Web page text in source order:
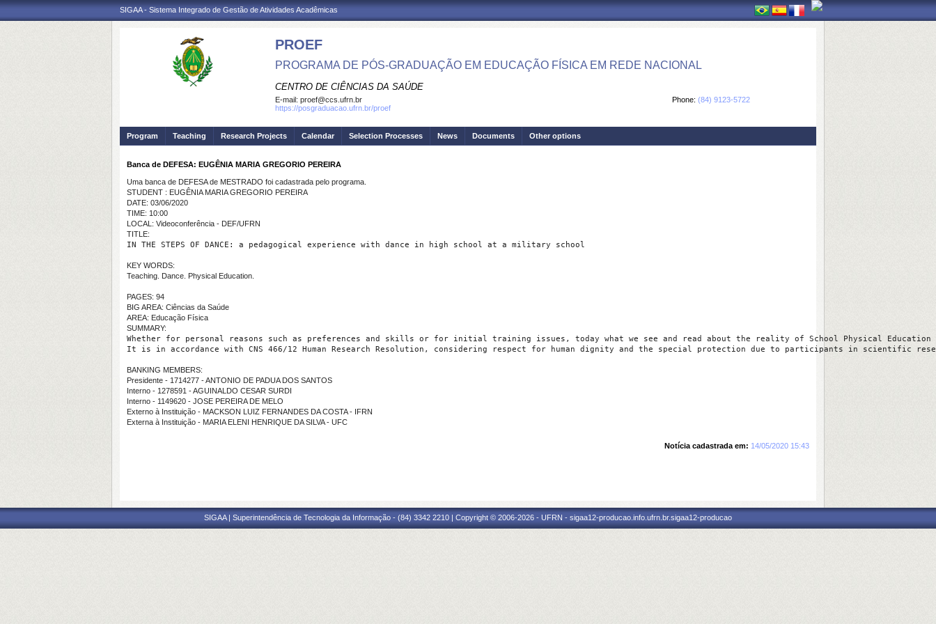
SIGAA - Sistema Integrado de Gestão de Atividades Acadêmicas
PROEF
PROGRAMA DE PÓS-GRADUAÇÃO EM EDUCAÇÃO FÍSICA EM REDE NACIONAL
CENTRO DE CIÊNCIAS DA SAÚDE
Phone: (84) 9123-5722
E-mail: proef@ccs.ufrn.br
https://posgraduacao.ufrn.br/proef
Program Teaching Research Projects Calendar Selection Processes News Documents Other options
Banca de DEFESA: EUGÊNIA MARIA GREGORIO PEREIRA
Uma banca de DEFESA de MESTRADO foi cadastrada pelo programa.
STUDENT : EUGÊNIA MARIA GREGORIO PEREIRA
DATE: 03/06/2020
TIME: 10:00
LOCAL: Videoconferência - DEF/UFRN
TITLE:
IN THE STEPS OF DANCE: a pedagogical experience with dance in high school at a military school
KEY WORDS:
Teaching. Dance. Physical Education.
PAGES: 94
BIG AREA: Ciências da Saúde
AREA: Educação Física
SUMMARY:
Whether for personal reasons such as preferences and skills or for initial training issues, today what we see and read about the reality of School Physical
It is in accordance with CNS 466/12 Human Research Resolution, considering respect for human dignity and the special protection due to participants in
BANKING MEMBERS:
Presidente - 1714277 - ANTONIO DE PADUA DOS SANTOS
Interno - 1278591 - AGUINALDO CESAR SURDI
Interno - 1149620 - JOSE PEREIRA DE MELO
Externo à Instituição - MACKSON LUIZ FERNANDES DA COSTA - IFRN
Externa à Instituição - MARIA ELENI HENRIQUE DA SILVA - UFC
Notícia cadastrada em: 14/05/2020 15:43
SIGAA | Superintendência de Tecnologia da Informação - (84) 3342 2210 | Copyright © 2006-2026 - UFRN - sigaa12-producao.info.ufrn.br.sigaa12-producao